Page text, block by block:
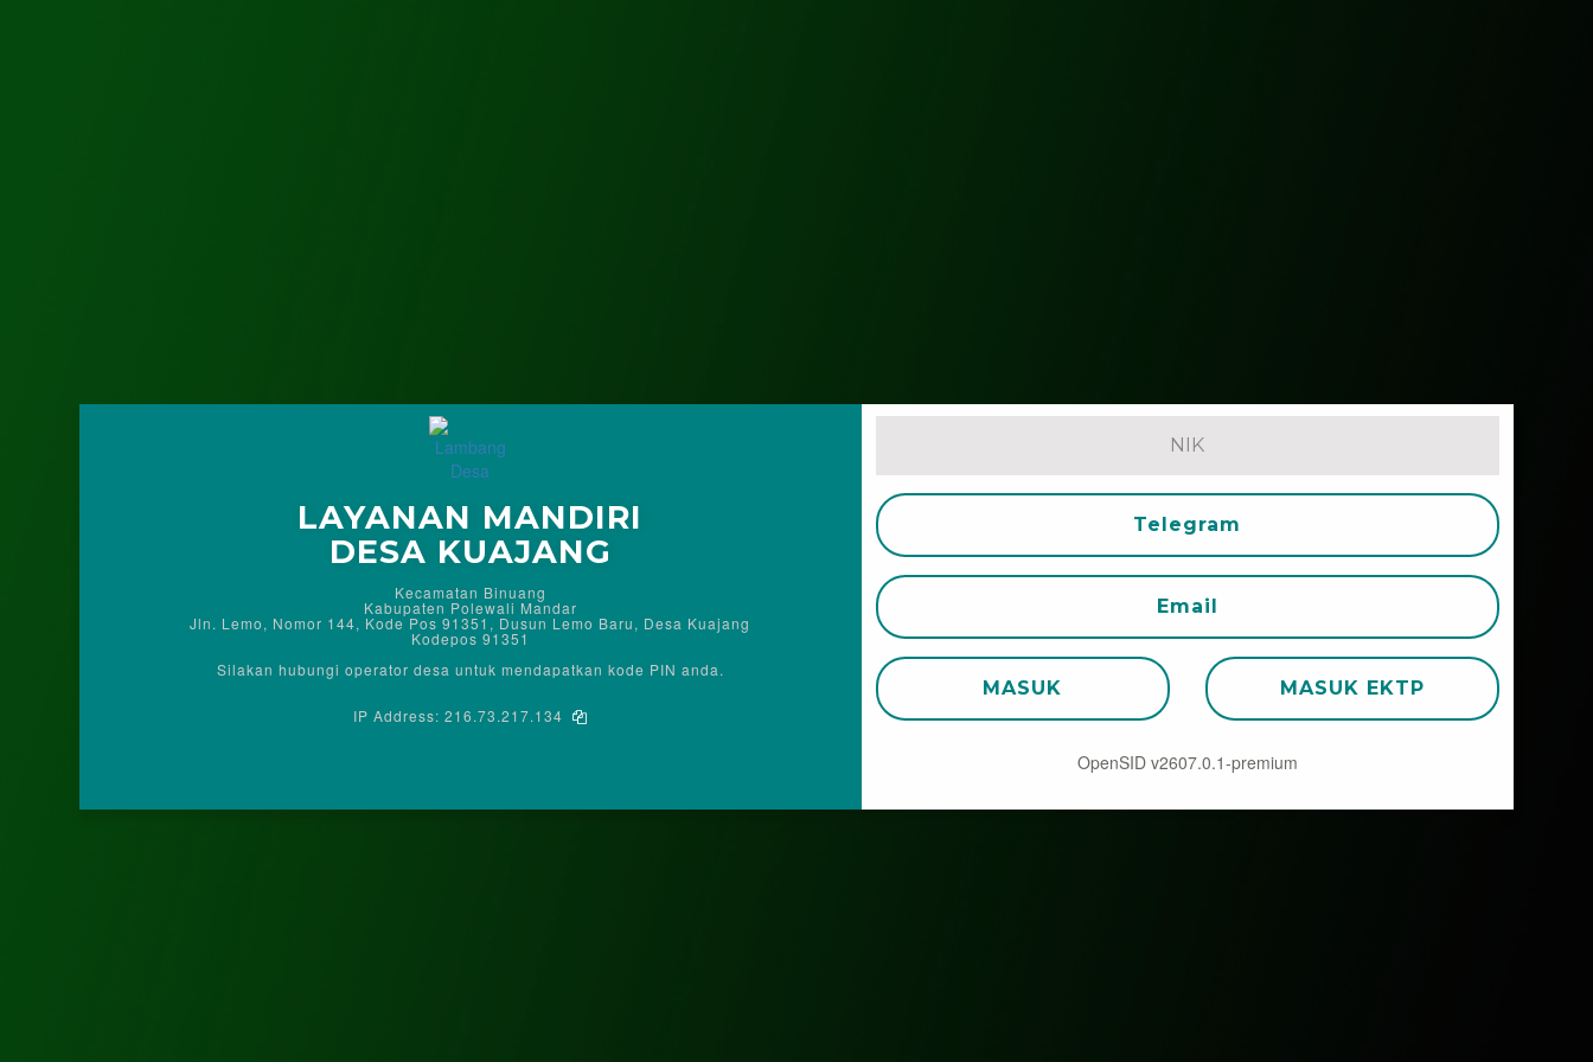
LAYANAN MANDIRI
DESA KUAJANG
Kecamatan Binuang
Kabupaten Polewali Mandar
Jln. Lemo, Nomor 144, Kode Pos 91351, Dusun Lemo Baru, Desa Kuajang
Kodepos 91351
Silakan hubungi operator desa untuk mendapatkan kode PIN anda.
IP Address: 216.73.217.134
Telegram
Email
MASUK MASUK EKTP
OpenSID v2607.0.1-premium